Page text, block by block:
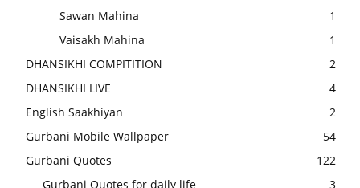
Sawan Mahina
1
Vaisakh Mahina
1
DHANSIKHI COMPITITION
2
DHANSIKHI LIVE
4
English Saakhiyan
2
Gurbani Mobile Wallpaper
54
Gurbani Quotes
122
Gurbani Quotes for daily life
3